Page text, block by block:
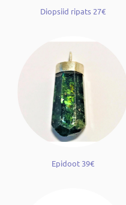
Diopsiid ripats 27€
Epidoot 39€